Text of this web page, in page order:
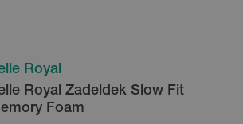
Royal
Royal Zadeldek Slow Fit
Foam